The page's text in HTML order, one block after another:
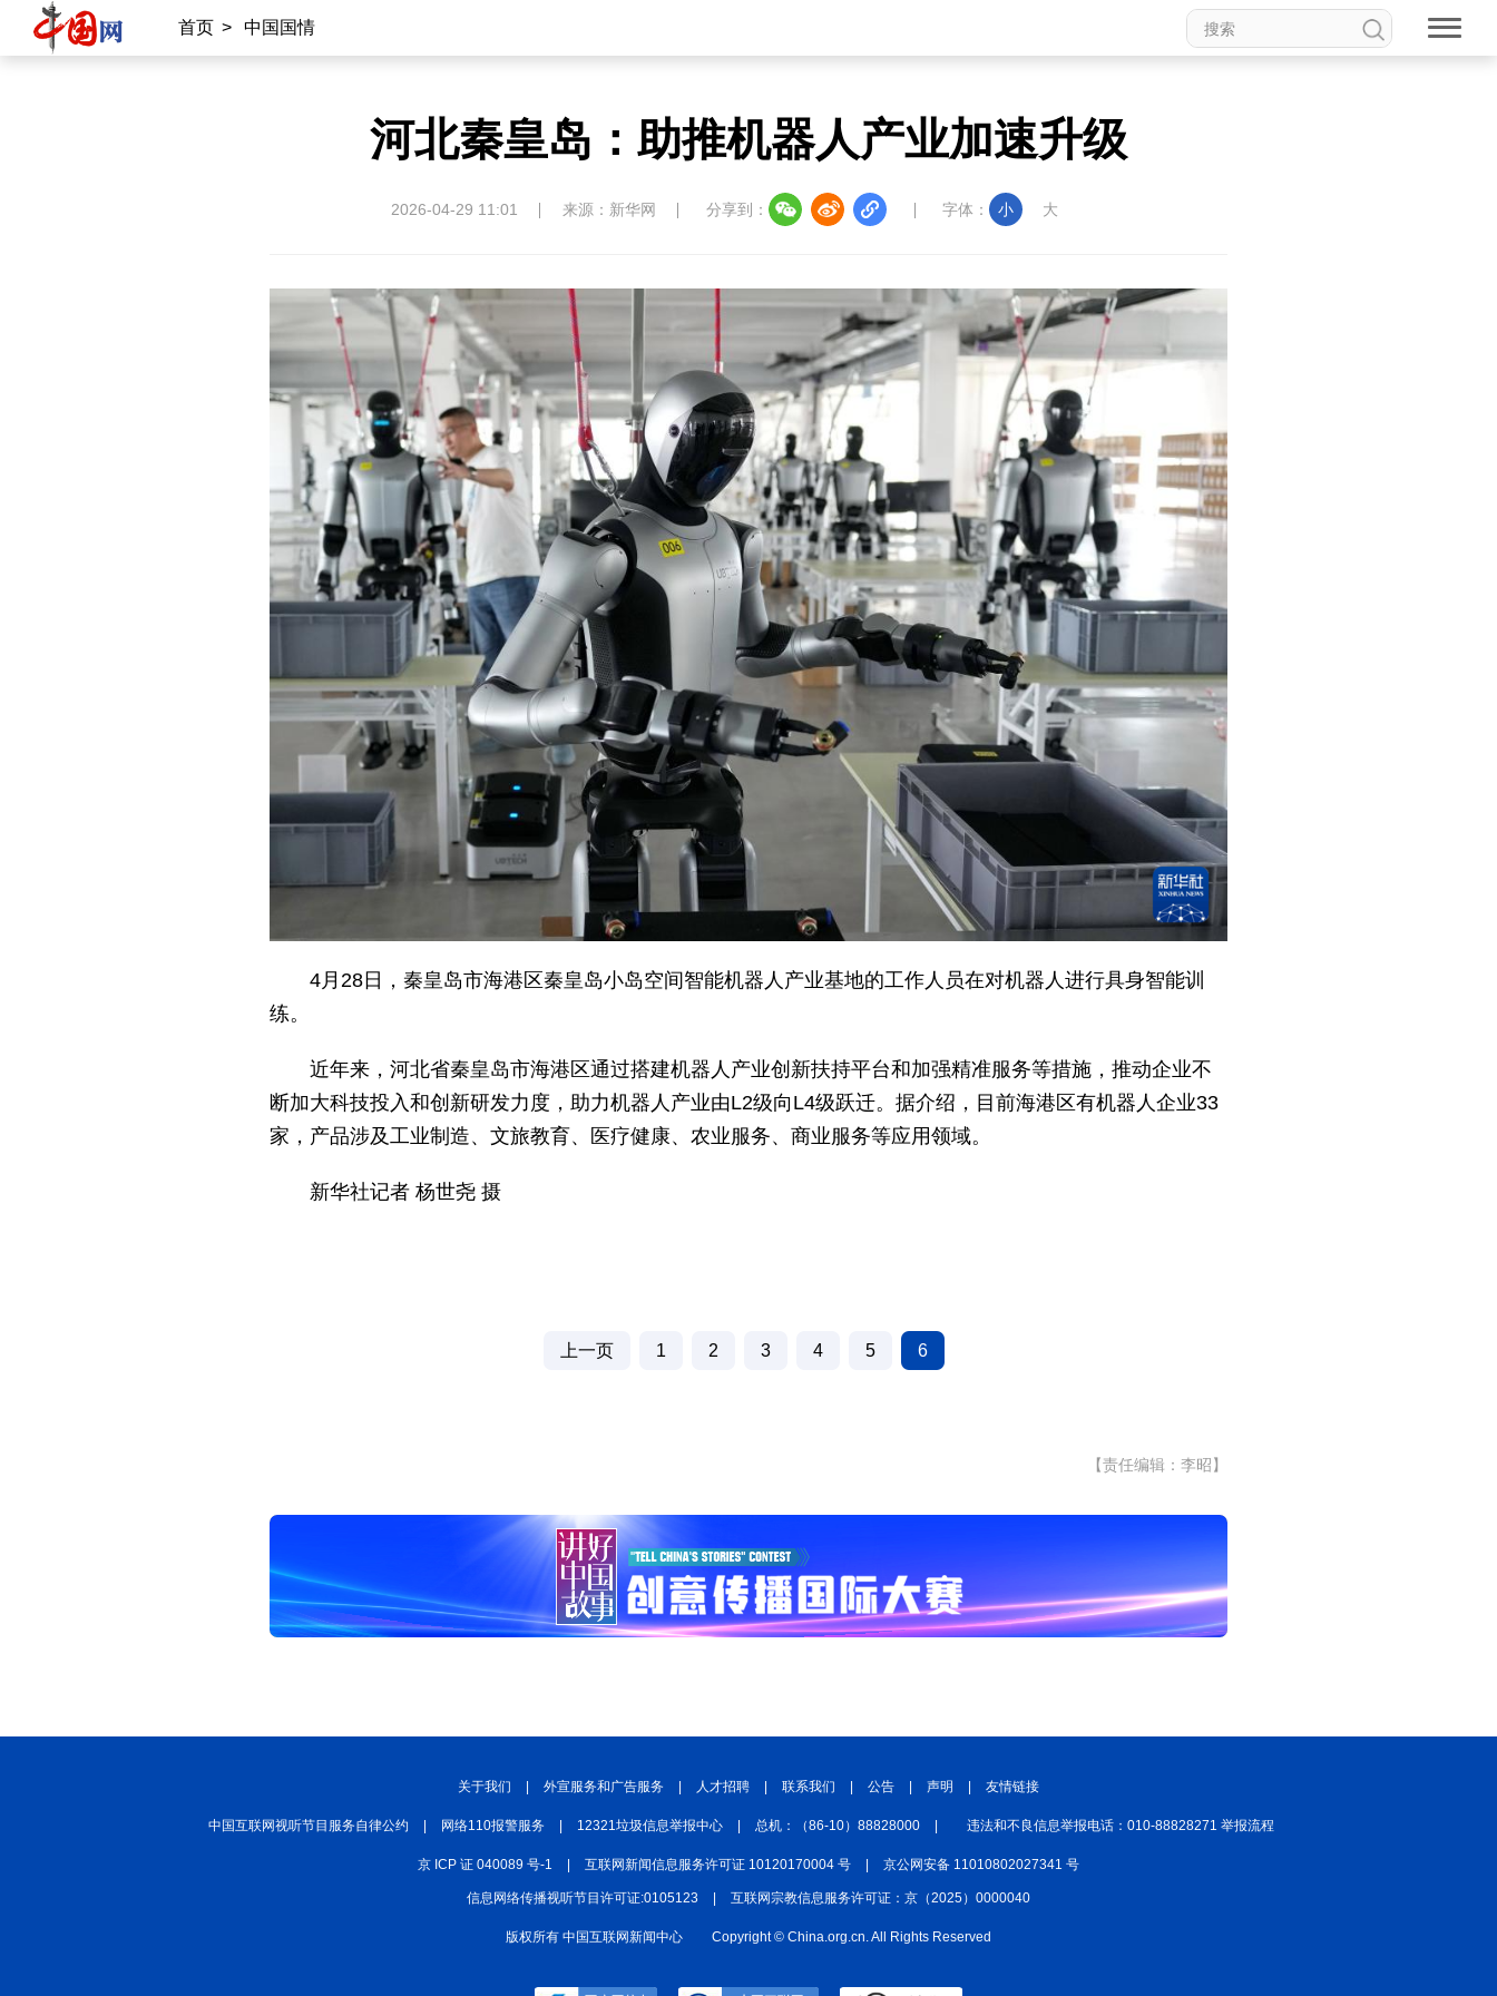
首页 > 中国国情
河北秦皇岛：助推机器人产业加速升级
2026-04-29 11:01 来源：新华网 分享到： 字体： 小 大
4月28日，秦皇岛市海港区秦皇岛小岛空间智能机器人产业基地的工作人员在对机器人进行具身智能训
练。
近年来，河北省秦皇岛市海港区通过搭建机器人产业创新扶持平台和加强精准服务等措施，推动企业不
断加大科技投入和创新研发力度，助力机器人产业由L2级向L4级跃迁。据介绍，目前海港区有机器人企业33
家，产品涉及工业制造、文旅教育、医疗健康、农业服务、商业服务等应用领域。
新华社记者 杨世尧 摄
上一页 1 2 3 4 5 6
【责任编辑：李昭】
关于我们 外宣服务和广告服务 人才招聘 联系我们 公告 声明 友情链接
中国互联网视听节目服务自律公约 网络110报警服务 12321垃圾信息举报中心 总机：（86-10）88828000 违法和不良信息举报电话：010-88828271 举报流程
京 ICP 证 040089 号-1 互联网新闻信息服务许可证 10120170004 号 京公网安备 11010802027341 号
信息网络传播视听节目许可证:0105123 互联网宗教信息服务许可证：京（2025）0000040
版权所有 中国互联网新闻中心 Copyright © China.org.cn. All Rights Reserved